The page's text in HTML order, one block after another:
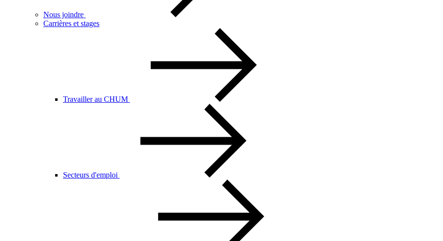
Nous joindre
Carrières et stages
Travailler au CHUM
Secteurs d'emploi